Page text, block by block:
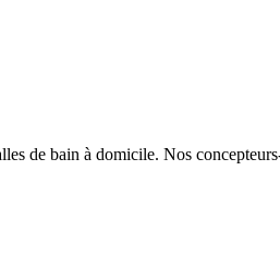
de bain à domicile. Nos